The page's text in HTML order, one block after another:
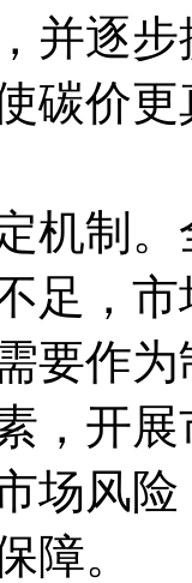
并逐
碳价
机制
足，
要作
，开
场风
障。